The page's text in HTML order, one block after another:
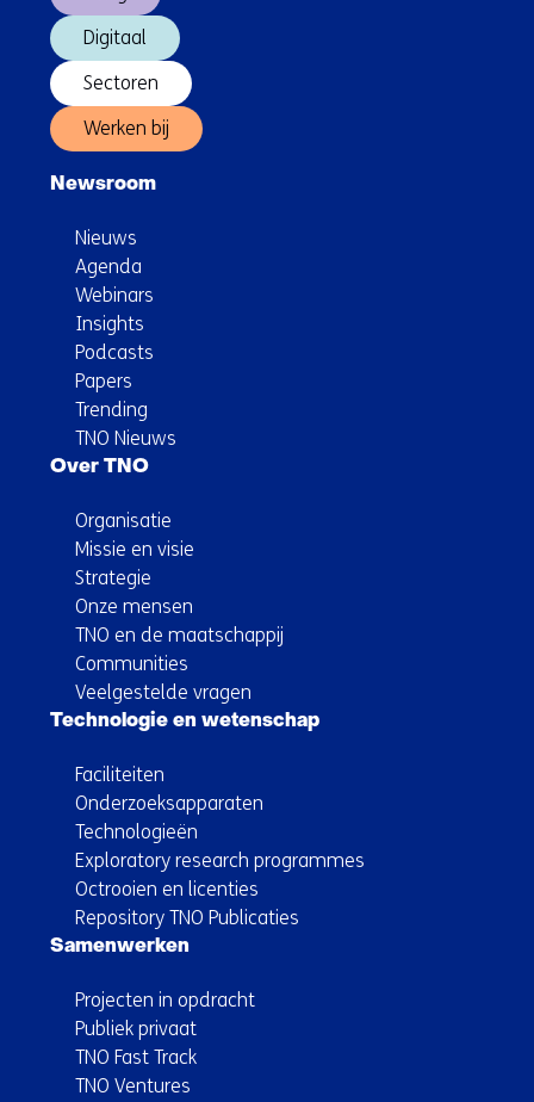
Digitaal
Sectoren
Werken bij
Newsroom
Nieuws
Agenda
Webinars
Insights
Podcasts
Papers
Trending
TNO Nieuws
Over TNO
Organisatie
Missie en visie
Strategie
Onze mensen
TNO en de maatschappij
Communities
Veelgestelde vragen
Technologie en wetenschap
Faciliteiten
Onderzoeksapparaten
Technologieën
Exploratory research programmes
Octrooien en licenties
Repository TNO Publicaties
Samenwerken
Projecten in opdracht
Publiek privaat
TNO Fast Track
TNO Ventures